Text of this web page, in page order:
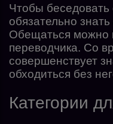
Чтобы
обязательно
Обещаться можно
переводчика. Со
совершенствует
обходиться без
Категории